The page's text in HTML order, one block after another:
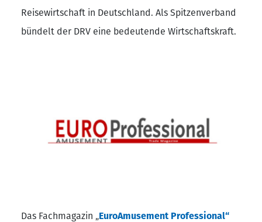
Reisewirtschaft in Deutschland. Als Spitzenverband
bündelt der DRV eine bedeutende Wirtschaftskraft.
Das Fachmagazin „EuroAmusement Professional“